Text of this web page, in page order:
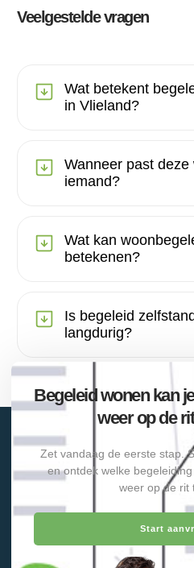
Veelgestelde vragen
Wat betekent
in Vlieland?
Wanneer past deze
iemand?
Wat kan
betekenen?
Is begeleid
langdurig?
Begeleid wonen kan
weer op de
Zet vandaag de eerste stap.
en ontdek welke
weer op de rit
Start